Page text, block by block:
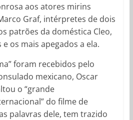
aos atores mirins
Graf, intérpretes de dois
patrões da doméstica Cleo,
os mais apegados a ela.
foram recebidos pelo
mexicano, Oscar
o “grande
do filme de
palavras dele, tem trazido